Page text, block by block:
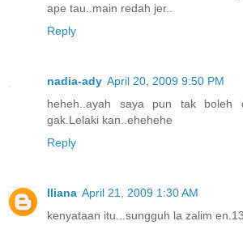
ape tau..main redah jer..
Reply
nadia-ady April 20, 2009 9:50 PM
heheh..ayah saya pun tak boleh
gak.Lelaki kan..ehehehe
Reply
Iliana April 21, 2009 1:30 AM
kenyataan itu...sungguh la zalim